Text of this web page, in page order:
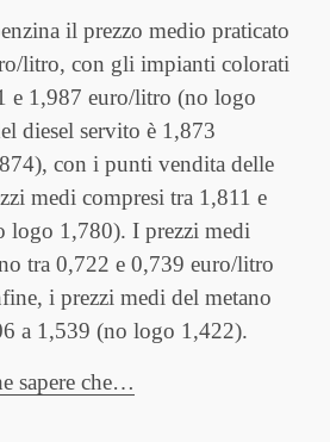
il prezzo medio praticato
litro, con gli impianti colorati
e 1,987 euro/litro (no logo
diesel servito è 1,873
con i punti vendita delle
medi compresi tra 1,811 e
logo 1,780). I prezzi medi
tra 0,722 e 0,739 euro/litro
i prezzi medi del metano
a 1,539 (no logo 1,422).
sapere che…